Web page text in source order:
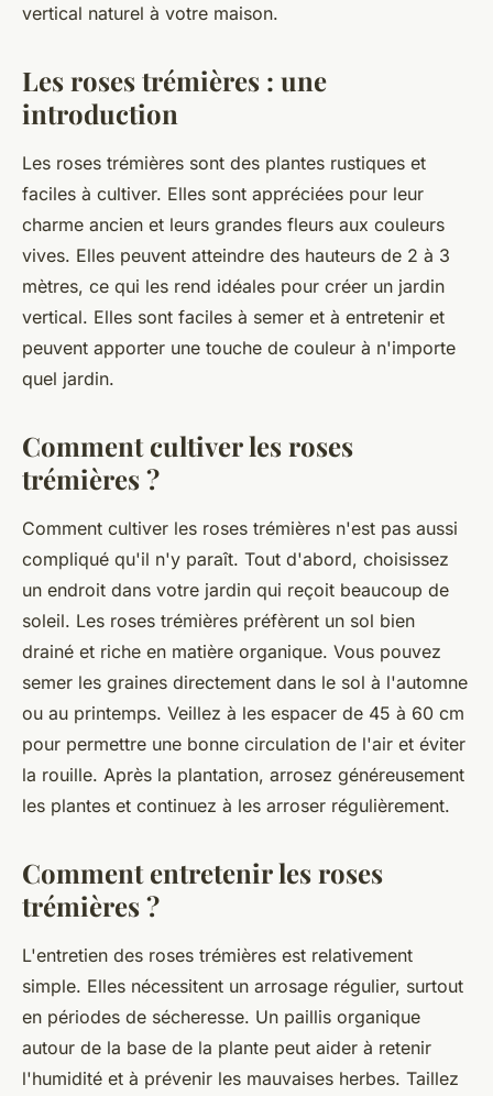
vertical naturel à votre maison.
Les roses trémières : une
introduction
Les roses trémières sont des plantes rustiques et
faciles à cultiver. Elles sont appréciées pour leur
charme ancien et leurs grandes fleurs aux couleurs
vives. Elles peuvent atteindre des hauteurs de 2 à 3
mètres, ce qui les rend idéales pour créer un jardin
vertical. Elles sont faciles à semer et à entretenir et
peuvent apporter une touche de couleur à n'importe
quel jardin.
Comment cultiver les roses
trémières ?
Comment cultiver les roses trémières n'est pas aussi
compliqué qu'il n'y paraît. Tout d'abord, choisissez
un endroit dans votre jardin qui reçoit beaucoup de
soleil. Les roses trémières préfèrent un sol bien
drainé et riche en matière organique. Vous pouvez
semer les graines directement dans le sol à l'automne
ou au printemps. Veillez à les espacer de 45 à 60 cm
pour permettre une bonne circulation de l'air et éviter
la rouille. Après la plantation, arrosez généreusement
les plantes et continuez à les arroser régulièrement.
Comment entretenir les roses
trémières ?
L'entretien des roses trémières est relativement
simple. Elles nécessitent un arrosage régulier, surtout
en périodes de sécheresse. Un paillis organique
autour de la base de la plante peut aider à retenir
l'humidité et à prévenir les mauvaises herbes. Taillez